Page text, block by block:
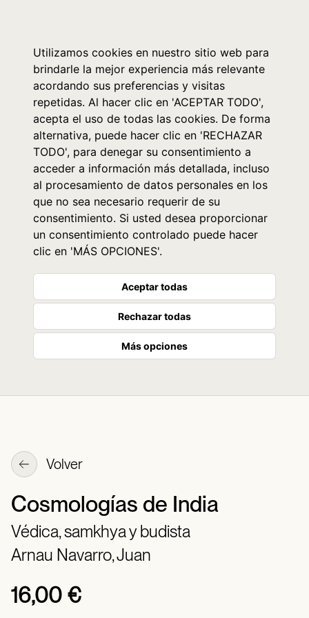
Utilizamos cookies en nuestro sitio web para
brindarle la mejor experiencia más relevante
acordando sus preferencias y visitas
repetidas. Al hacer clic en 'ACEPTAR TODO',
acepta el uso de todas las cookies. De forma
alternativa, puede hacer clic en 'RECHAZAR
TODO', para denegar su consentimiento a
acceder a información más detallada, incluso
al procesamiento de datos personales en los
que no sea necesario requerir de su
consentimiento. Si usted desea proporcionar
un consentimiento controlado puede hacer
clic en 'MÁS OPCIONES'.
Aceptar todas
Rechazar todas
Más opciones
Volver
Cosmologías de India
Védica, samkhya y budista
Arnau Navarro, Juan
16,00 €